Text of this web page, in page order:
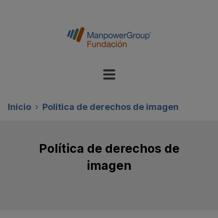
Inicio Politica de derechos de imagen
Política de derechos de
imagen